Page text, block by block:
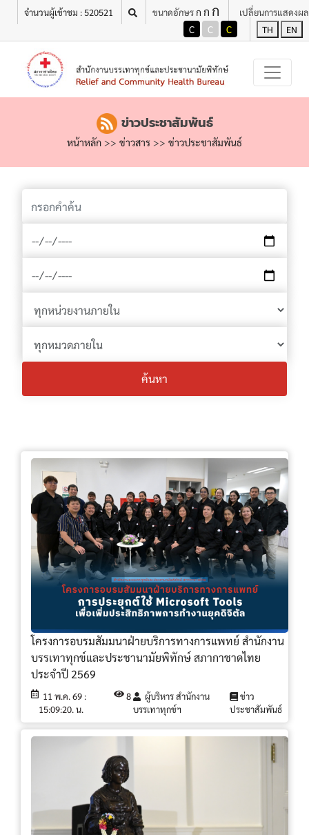
จำนวนผู้เข้าชม : 520521 ขนาดอักษรก ก ก เปลี่ยนการแสดงผล
C C C TH EN
เมนู
ข่าวประชาสัมพันธ์
หน้าหลัก >> ข่าวสาร >> ข่าวประชาสัมพันธ์
ค้นหา
โครงการอบรมสัมมนาฝ่ายบริการทางการแพทย์ สำนักงาน
บรรเทาทุกข์และประชานามัยพิทักษ์ สภากาชาดไทย
ประจำปี 2569
11 พ.ค. 69 :
15:09:20. น.
8
ผู้บริหาร สำนักงาน
บรรเทาทุกข์ฯ
ข่าว
ประชาสัมพันธ์